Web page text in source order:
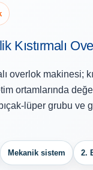
Kıstırmalı
overlok makinesi;
ortamlarında
lüper grubu ve
Mekanik sistem 2.